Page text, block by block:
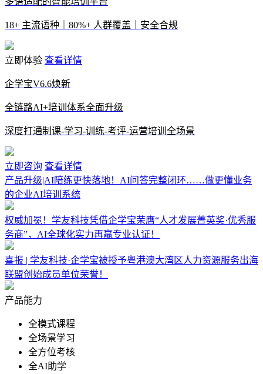
18+ 主流语种｜80%+ 人群覆盖｜安全合规
立即体验 查看详情
企学宝V6.6焕新
全链路AI+培训体系全面升级
深度打通制课-学习-训练-考评-运营培训全场景
立即咨询 查看详情
产品升级|AI陪练更快落地！AI问答完整闭环……做更懂业务
的企业AI培训系统
权威加冕！学友科技凭借企学宝荣膺“人才发展菁英奖·优秀服
务商”，AI全球化实力再赢专业认证！
喜报 | 学友科技·企学宝被授予粤港澳大湾区人力资源服务出海
联盟创始成员单位荣誉！
产品能力
全模式课程
全场景学习
全方位考核
全AI助学